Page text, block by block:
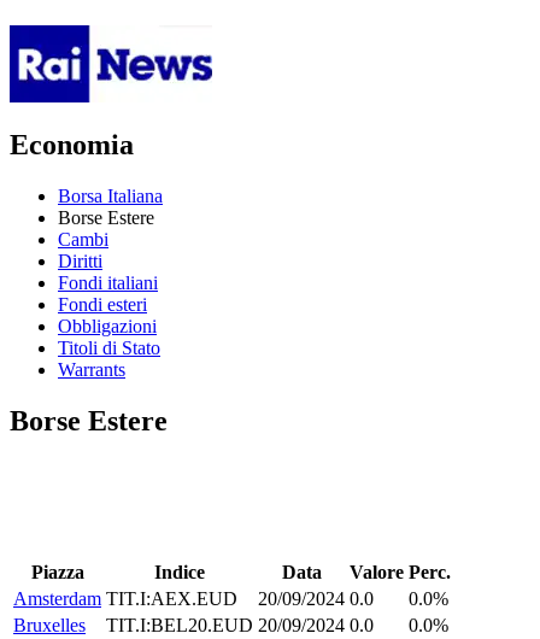
Economia
Borsa Italiana
Borse Estere
Cambi
Diritti
Fondi italiani
Fondi esteri
Obbligazioni
Titoli di Stato
Warrants
Borse Estere
Piazza Indice Data Valore Perc.
Amsterdam TIT.I:AEX.EUD 20/09/2024 0.0
0.0%
Bruxelles
TIT.I:BEL20.EUD 20/09/2024 0.0
0.0%